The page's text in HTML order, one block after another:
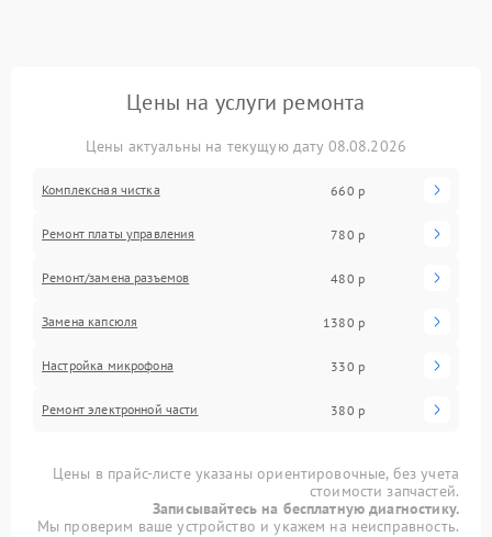
Цены на услуги ремонта
Цены актуальны на текущую дату 08.08.2026
Комплексная чистка 660 р
Ремонт платы управления 780 р
Ремонт/замена разъемов 480 р
Замена капсюля 1380 р
Настройка микрофона 330 р
Ремонт электронной части 380 р
Цены в прайс-листе указаны ориентировочные, без учета
стоимости запчастей.
Записывайтесь на бесплатную диагностику.
Мы проверим ваше устройство и укажем на неисправность.